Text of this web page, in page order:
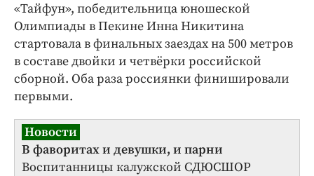
«Тайфун», победительница юношеской
Олимпиады в Пекине Инна Никитина
стартовала в финальных заездах на 500 метров
в составе двойки и четвёрки российской
сборной. Оба раза россиянки финишировали
первыми.
Новости
В фаворитах и девушки, и парни
Воспитанницы калужской СДЮСШОР